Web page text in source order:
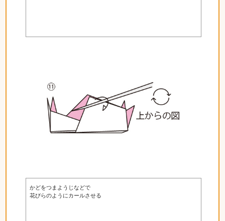
かどをつまようじなどで
花びらのようにカールさせる